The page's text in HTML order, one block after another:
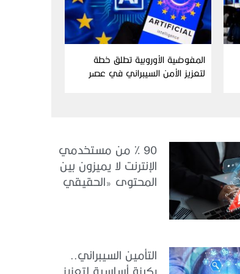
المفوضية الأوروبية تطلق خطة
لتعزيز الأمن السيبراني في عصر
90 % من مستخدمي
الإنترنت لا يميزون بين
المحتوى «الحقيقي
التأمين السيبراني..
ركيزة أساسية لتعزيز